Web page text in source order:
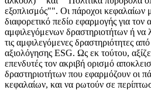
εξοπλισμός"". Οι πάροχοι κεφαλαίων
διαφορετικό πεδίο εφαρμογής για τον
αμφιλεγόμενων δραστηριοτήτων ή να
τις αμφιλεγόμενες δραστηριότητες
αξιολόγησης ESG. Ως εκ τούτου,
επενδυτές τον ακριβή ορισμό
δραστηριοτήτων που εφαρμόζουν οι
κεφαλαίων, και να ρωτούν σε